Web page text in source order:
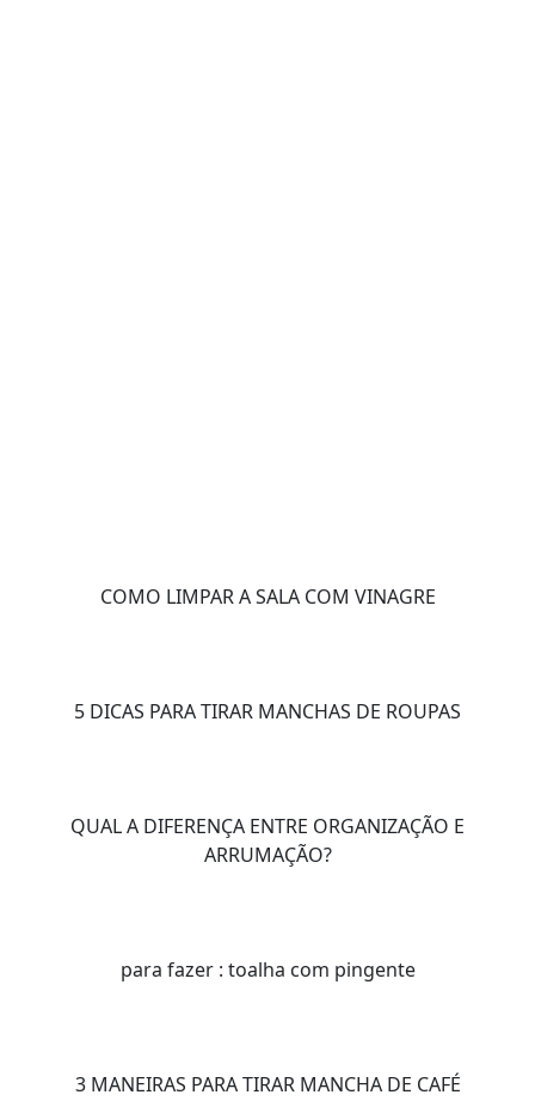
COMO LIMPAR A SALA COM VINAGRE
5 DICAS PARA TIRAR MANCHAS DE ROUPAS
QUAL A DIFERENÇA ENTRE ORGANIZAÇÃO E
ARRUMAÇÃO?
para fazer : toalha com pingente
3 MANEIRAS PARA TIRAR MANCHA DE CAFÉ